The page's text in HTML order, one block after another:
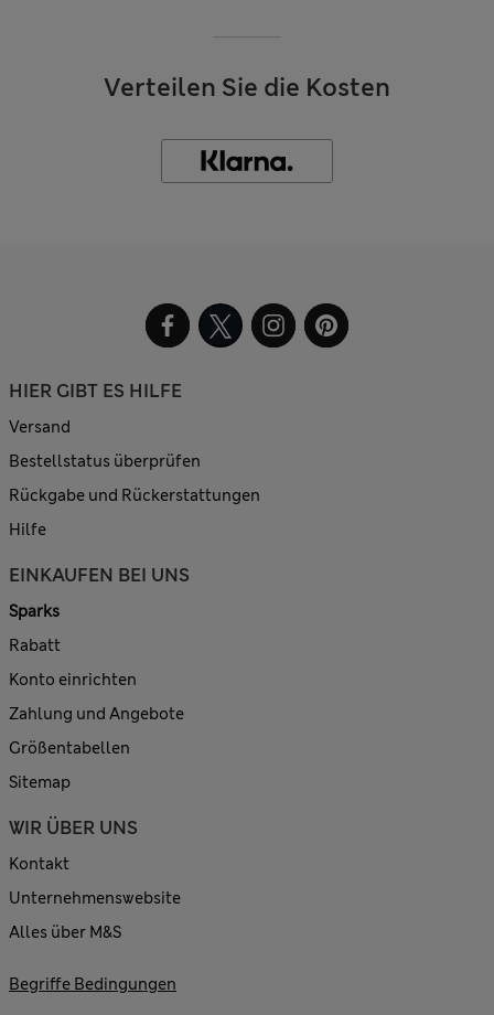
Verteilen Sie die Kosten
HIER GIBT ES HILFE
Versand
Bestellstatus überprüfen
Rückgabe und Rückerstattungen
Hilfe
EINKAUFEN BEI UNS
Sparks
Rabatt
Konto einrichten
Zahlung und Angebote
Größentabellen
Sitemap
WIR ÜBER UNS
Kontakt
Unternehmenswebsite
Alles über M&S
Begriffe Bedingungen